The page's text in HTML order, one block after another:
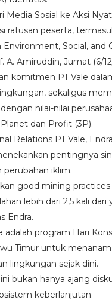
Media Sosial ke Aksi
ratusan peserta,
Social, and
A. Amiruddin, Jumat (6/
komitmen PT Vale
sekaligus
nilai-nilai
dan Profit (3P).
Relations PT Vale,
pentingnya
iklim.
good mining
lebih dari 2,5 kali
Endra.
program Hari
Timur untuk
lingkungan sejak dini.
bukan hanya ajang
keberlanjutan.